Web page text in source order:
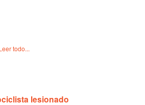
todo...
lesionado